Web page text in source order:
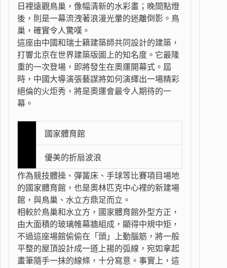
日裡遠觀鳥巢，像幅清新的水彩畫；晚間點燈
後，則是一幕流洩著浪漫光暈的迷離倒影。鳥
巢，確實令人驚嘆。
這座由中國和瑞士籍建築師共同設計的建築，
打響北京在世界建築版圖上的知名度。它最隆
重的一次登場，即將發生在奧運開幕式。屆
時，中國大導演張藝謀將如何演繹出一場精彩
絕倫的火炬秀，將是奧運會最令人期待的一
幕。
國家體育館
優美的折扇波浪
作為競技體操、彈簧床、手球等比賽項目場地
的國家體育館，也是奧林匹克中心裡的新建場
館，與鳥巢、水立方鼎足而立。
相較於鳥巢和水立方，國家體育館外型方正，
由大面積的玻璃帷幕牆組成，顯得中規中矩，
不過這座場館偷偷在「頭」上動腦筋，將一般
平整的屋頂設計成一道上揚的弧線，宛如拿起
畫筆隨手一抹的線條，十分寫意。事實上，這